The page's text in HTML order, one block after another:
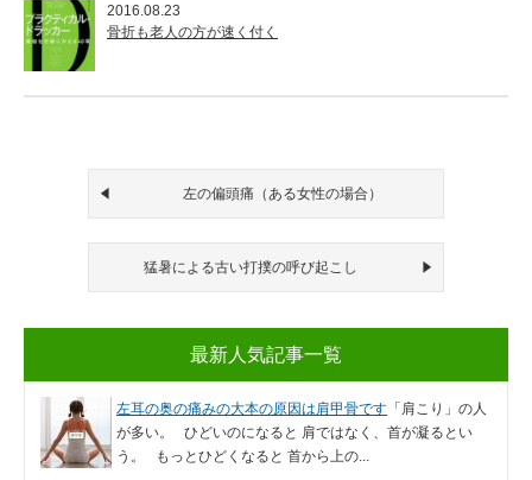
2016.08.23
骨折も老人の方が速く付く
左の偏頭痛（ある女性の場合）
猛暑による古い打撲の呼び起こし
最新人気記事一覧
左耳の奥の痛みの大本の原因は肩甲骨です 「肩こり」の人
が多い。 ひどいのになると 肩ではなく、首が凝るとい
う。 もっとひどくなると 首から上の...